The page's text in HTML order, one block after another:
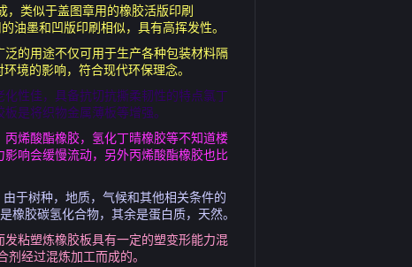
类似于盖图章用的橡胶活版印刷
油墨和凹版印刷相似，具有高挥发性。
的用途不仅可用于生产各种包装材料隔
境的影响，符合现代环保理念。
性佳，具备抗切抗撕柔韧性的特点氯丁
是将织物金属薄板等增强。
烯酸酯橡胶，氢化丁晴橡胶等不知道楼
响会缓慢流动，另外丙烯酸酯橡胶也比
于树种，地质，气候和其他相关条件的
胶碳氢化合物，其余是蛋白质，天然。
粘塑炼橡胶板具有一定的塑变形能力混
经过混炼加工而成的。